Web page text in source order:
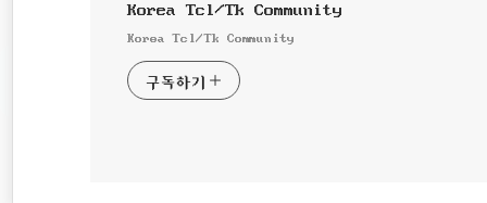
Korea Tcl/Tk Community
Korea Tcl/Tk Community
구독하기